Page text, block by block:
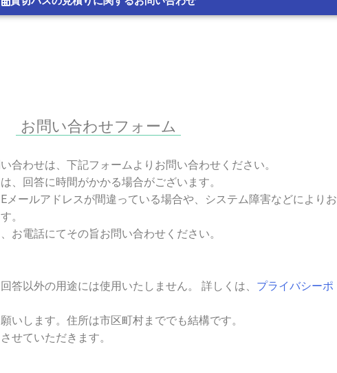
お問い合わせフォーム
合わせは、下記フォームよりお問い合わせください。
、回答に時間がかかる場合がございます。
メールアドレスが間違っている場合や、システム障害などによりお
。
お電話にてその旨お問い合わせください。
答以外の用途には使用いたしません。 詳しくは、 プライバシーポ
いします。住所は市区町村まででも結構です。
せていただきます。